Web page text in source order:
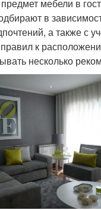
мебели в
в
а также с
правил к
несколько